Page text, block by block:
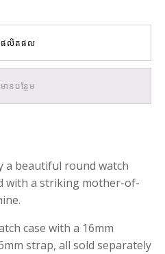
លិតផល
ានបន្ថែម
a beautiful round watch
with a striking mother-of-
case with a 16mm
strap, all sold separately